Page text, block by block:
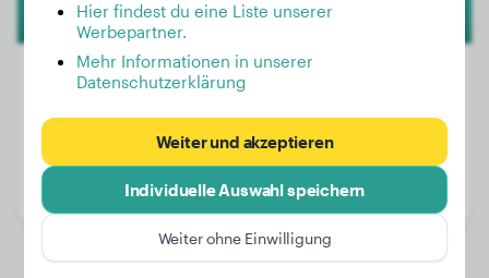
Alter:
1 Jahr, 7 Monate
Geschlecht:
Hier findest du eine Liste unserer
Werbepartner.
Mehr Informationen in unserer
Datenschutzerklärung
Weiter und akzeptieren
Individuelle Auswahl speichern
Weiter ohne Einwilligung